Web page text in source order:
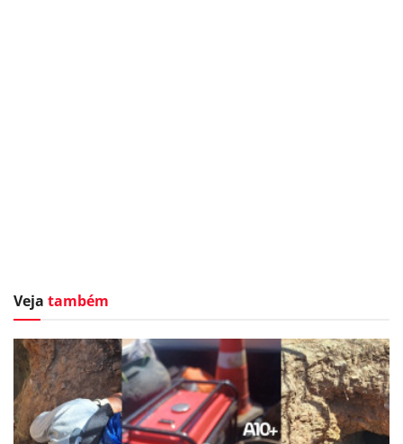
Veja também